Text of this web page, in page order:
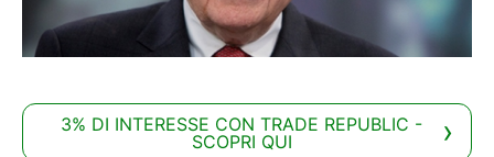
3% DI INTERESSE CON TRADE REPUBLIC -
SCOPRI QUI